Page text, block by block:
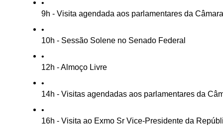
9h - Visita agendada aos parlamentares da
10h - Sessão Solene no Senado Federal
12h - Almoço Livre
14h - Visitas agendadas aos parlamentares da
16h - Visita ao Exmo Sr Vice-Presidente da